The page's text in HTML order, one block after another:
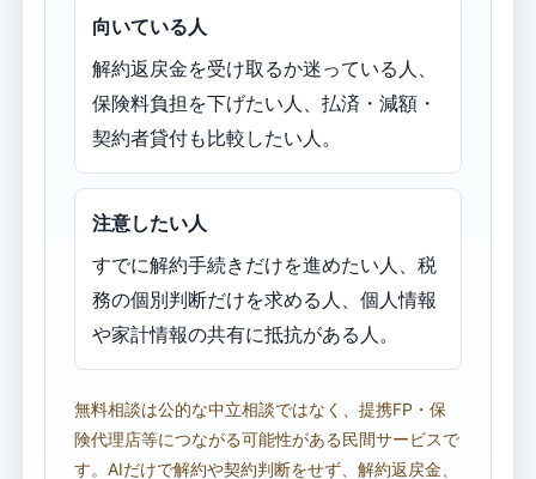
向いている人
解約返戻金を受け取るか迷っている人、
保険料負担を下げたい人、払済・減額・
契約者貸付も比較したい人。
注意したい人
すでに解約手続きだけを進めたい人、税
務の個別判断だけを求める人、個人情報
や家計情報の共有に抵抗がある人。
無料相談は公的な中立相談ではなく、提携FP・保
険代理店等につながる可能性がある民間サービスで
す。AIだけで解約や契約判断をせず、解約返戻金、